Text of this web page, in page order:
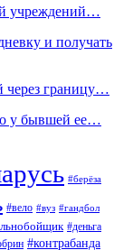
учреждений…
и получать
через границу…
у бывшей ее…
#берёза
#вело #вуз #гандбол
#деньга
#контрабанда